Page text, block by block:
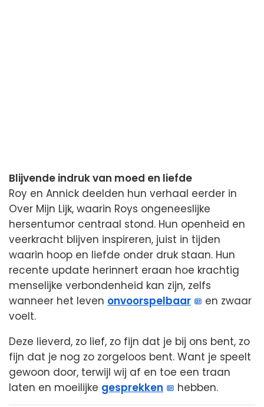
Blijvende indruk van moed en liefde
Roy en Annick deelden hun verhaal eerder in
Over Mijn Lijk, waarin Roys ongeneeslijke
hersentumor centraal stond. Hun openheid en
veerkracht blijven inspireren, juist in tijden
waarin hoop en liefde onder druk staan. Hun
recente update herinnert eraan hoe krachtig
menselijke verbondenheid kan zijn, zelfs
wanneer het leven onvoorspelbaar
en zwaar
voelt.
Deze lieverd, zo lief, zo fijn dat je bij ons bent, zo
fijn dat je nog zo zorgeloos bent. Want je speelt
gewoon door, terwijl wij af en toe een traan
laten en moeilijke gesprekken hebben.